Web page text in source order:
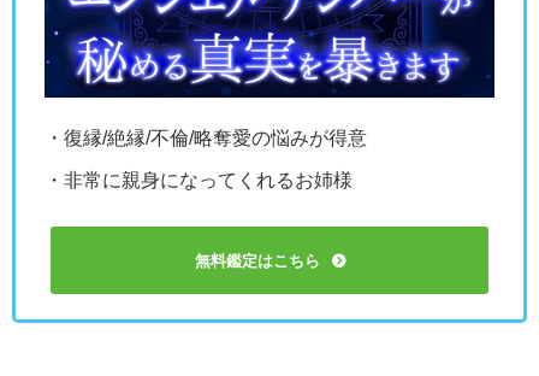
・復縁/絶縁/不倫/略奪愛の悩みが得意
・非常に親身になってくれるお姉様
無料鑑定はこちら